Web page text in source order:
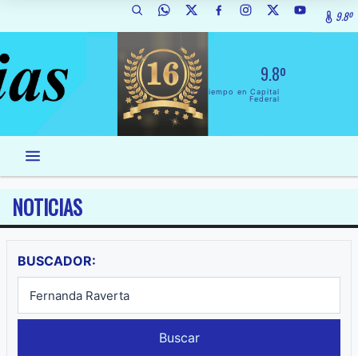
9.8º
9.8º
El Tiempo en Capital
Federal
NOTICIAS
BUSCADOR:
Buscar